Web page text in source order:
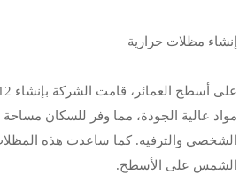
إنشاء مظلات حرارية
مواد عالية الجودة، مما وفر للسكان مساحة
الشخصي والترفيه. كما ساعدت هذه
الشمس على الأسطح.